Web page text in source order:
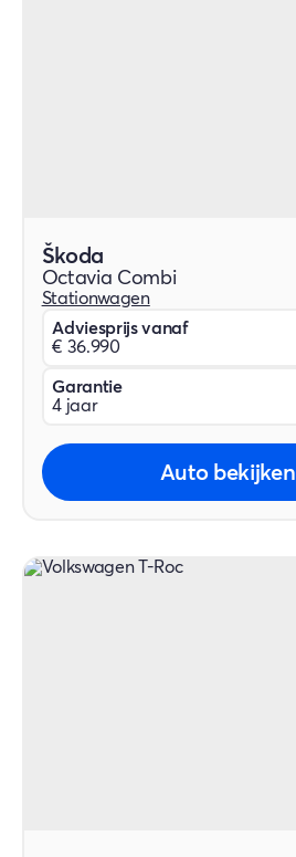
Škoda
Octavia Combi
Stationwagen
Adviesprijs vanaf
€ 36.990
Garantie
4 jaar
Auto bekijken